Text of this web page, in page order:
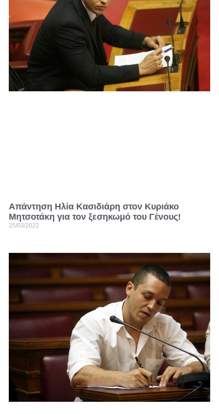
Απάντηση Ηλία Κασιδιάρη στον Κυριάκο
Μητσοτάκη για τον ξεσηκωμό του Γένους!
25/03/2022